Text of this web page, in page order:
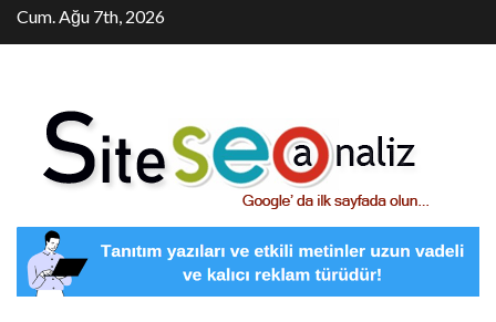
Skip
to
Cum. Ağu 7th, 2026